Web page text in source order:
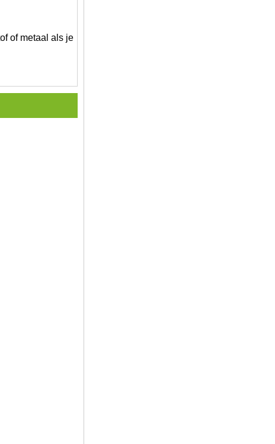
of metaal als je